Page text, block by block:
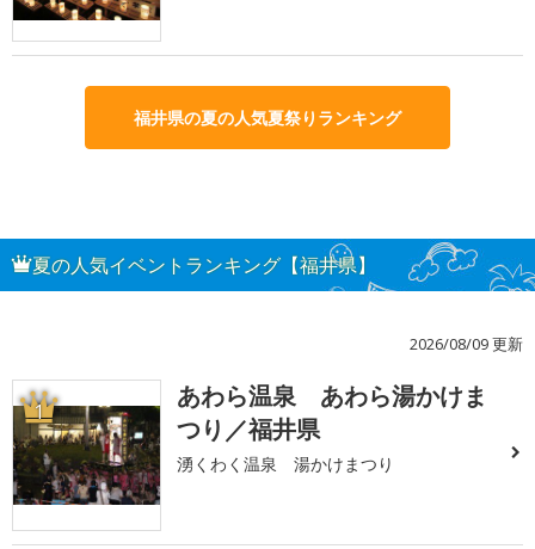
福井県の夏の人気夏祭りランキング
夏の人気イベントランキング【福井県】
2026/08/09 更新
1
あわら温泉 あわら湯かけま
つり／福井県
湧くわく温泉 湯かけまつり